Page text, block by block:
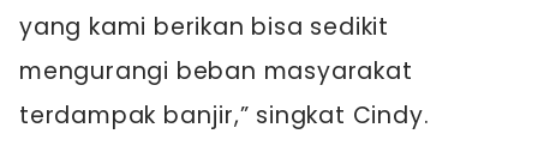
yang kami berikan bisa sedikit
mengurangi beban masyarakat
terdampak banjir,” singkat Cindy.